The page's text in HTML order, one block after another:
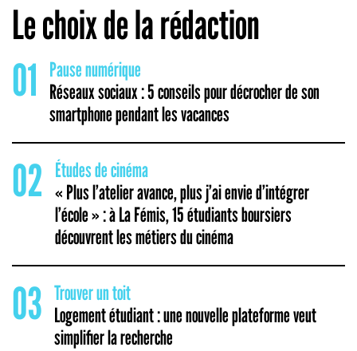
Le choix de la rédaction
01 Pause numérique
Réseaux sociaux : 5 conseils pour décrocher de son
smartphone pendant les vacances
02 Études de cinéma
« Plus l’atelier avance, plus j’ai envie d’intégrer
l’école » : à La Fémis, 15 étudiants boursiers
découvrent les métiers du cinéma
03 Trouver un toit
Logement étudiant : une nouvelle plateforme veut
simplifier la recherche